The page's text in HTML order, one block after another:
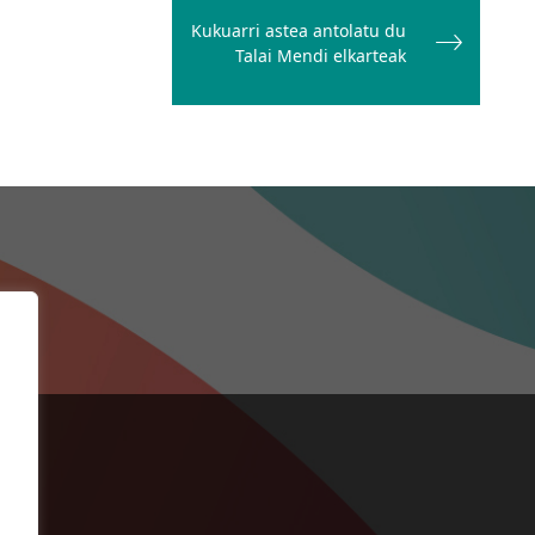
Kukuarri astea antolatu du
Talai Mendi elkarteak